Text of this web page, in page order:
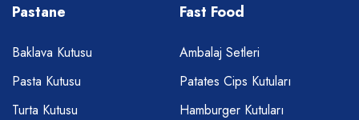
Pastane
Baklava Kutusu
Pasta Kutusu
Turta Kutusu
Fast Food
Ambalaj Setleri
Patates Cips Kutuları
Hamburger Kutuları